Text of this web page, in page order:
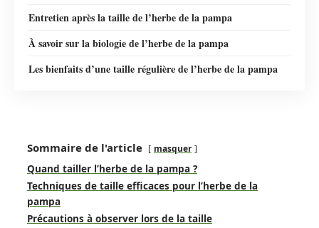
Entretien après la taille de l’herbe de la pampa
À savoir sur la biologie de l’herbe de la pampa
Les bienfaits d’une taille régulière de l’herbe de la pampa
Sommaire de l'article masquer
Quand tailler l’herbe de la pampa ?
Techniques de taille efficaces pour l’herbe de la
pampa
Précautions à observer lors de la taille